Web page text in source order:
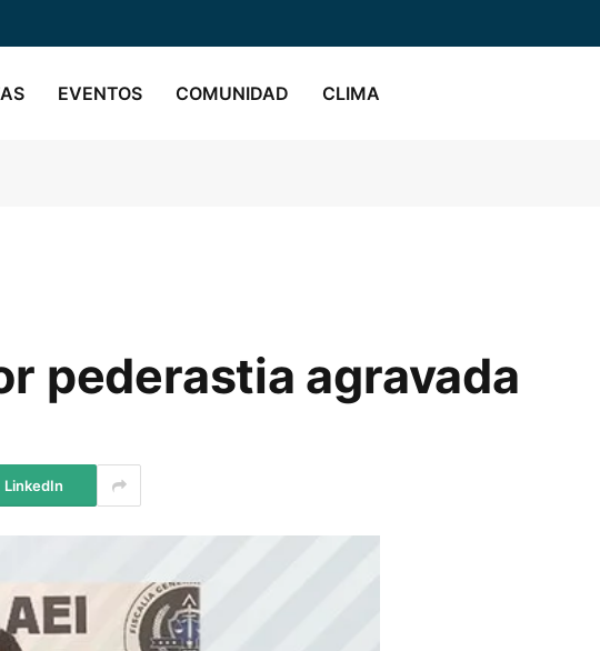
EVENTOS COMUNIDAD CLIMA
pederastia agravada
LinkedIn